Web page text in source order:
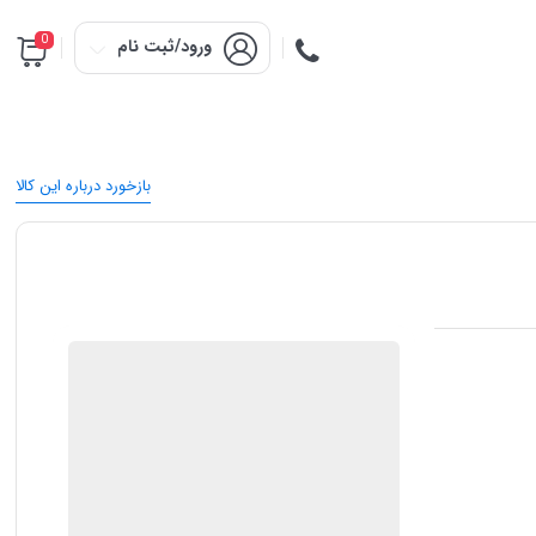
ورود/ثبت نام 0
بازخورد درباره این کالا